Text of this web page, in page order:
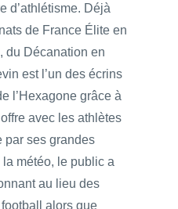
d’athlétisme. Déjà
de France Élite en
du Décanation en
est l’un des écrins
l’Hexagone grâce à
avec les athlètes
par ses grandes
la météo, le public a
au lieu des
alors que